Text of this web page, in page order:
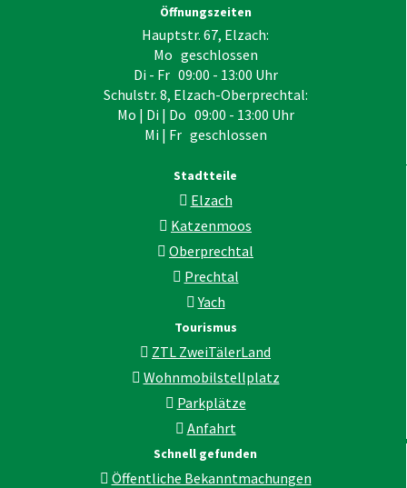
Öffnungszeiten
Hauptstr. 67, Elzach:
Mo geschlossen
Di - Fr 09:00 - 13:00 Uhr
Schulstr. 8, Elzach-Oberprechtal:
Mo | Di | Do 09:00 - 13:00 Uhr
Mi | Fr geschlossen
Stadtteile
Elzach
Katzenmoos
Oberprechtal
Prechtal
Yach
Tourismus
ZTL ZweiTälerLand
Wohnmobilstellplatz
Parkplätze
Anfahrt
Schnell gefunden
Öffentliche Bekanntmachungen